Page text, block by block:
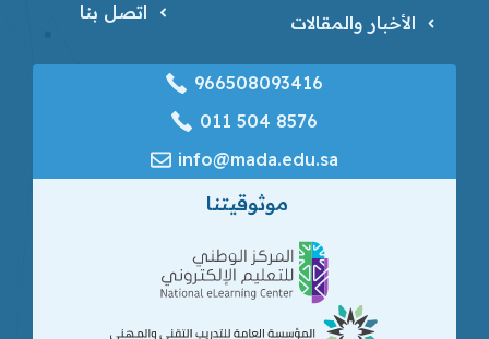
الأخبار والمقالات
اتصل بنا
966508093416
‎011 504 8576
info@mada.edu.sa
موثوقيتنا